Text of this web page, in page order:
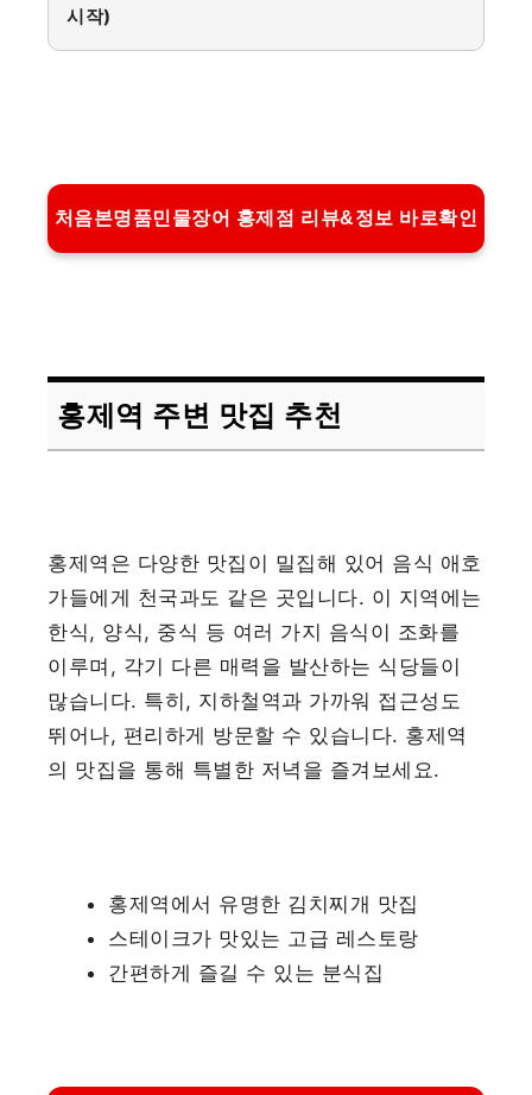
시작)
처음본명품민물장어 홍제점 리뷰&정보 바로확인
홍제역 주변 맛집 추천
홍제역은 다양한 맛집이 밀집해 있어 음식 애호
가들에게 천국과도 같은 곳입니다. 이 지역에는
한식, 양식, 중식 등 여러 가지 음식이 조화를
이루며, 각기 다른 매력을 발산하는 식당들이
많습니다. 특히, 지하철역과 가까워 접근성도
뛰어나, 편리하게 방문할 수 있습니다. 홍제역
의 맛집을 통해 특별한 저녁을 즐겨보세요.
홍제역에서 유명한 김치찌개 맛집
스테이크가 맛있는 고급 레스토랑
간편하게 즐길 수 있는 분식집